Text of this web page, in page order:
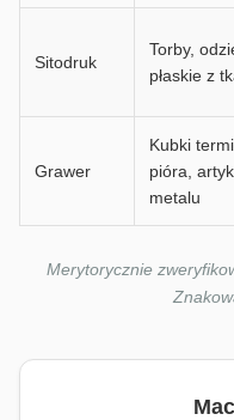
Sitodruk
Torby,
płaskie z
Grawer
Kubki
pióra,
metalu
Merytorycznie